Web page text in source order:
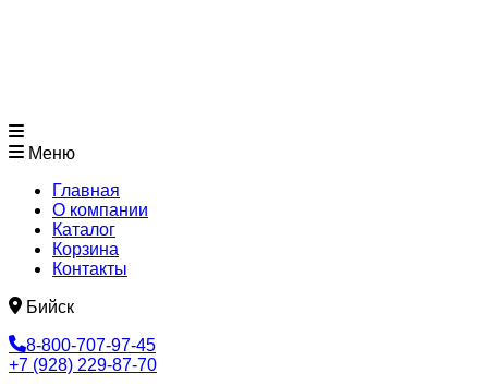
Меню
Главная
О компании
Каталог
Корзина
Контакты
Бийск
8-800-707-97-45
+7 (928) 229-87-70